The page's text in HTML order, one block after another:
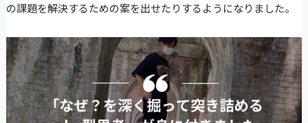
の課題を解決するための案を出せたりするようになりました。